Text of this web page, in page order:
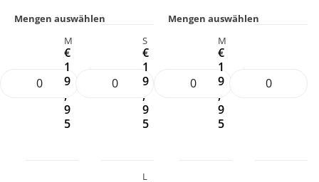
Mengen auswählen
M
€
1
9
,
9
5
Mengen auswählen
S
€
1
9
,
9
5
M
€
1
9
,
9
5
L